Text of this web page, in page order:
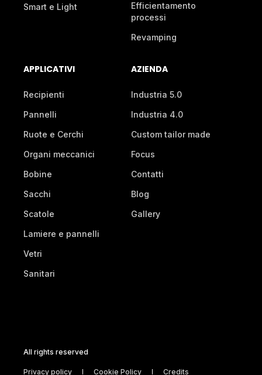
Smart e Light
Efficientamento
processi
Revamping
APPLICATIVI
Recipienti
Pannelli
Ruote e Cerchi
Organi meccanici
Bobine
Sacchi
Scatole
Lamiere e pannelli
Vetri
Sanitari
AZIENDA
Industria 5.0
Industria 4.0
Custom tailor made
Focus
Contatti
Blog
Gallery
All rights reserved
Privacy policy Cookie Policy Credits